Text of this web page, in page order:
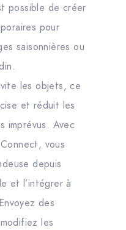
possible de créer
pour
saisonnières ou
les objets, ce
et réduit les
imprévus. Avec
vous
depuis
et l’intégrer à
des
les